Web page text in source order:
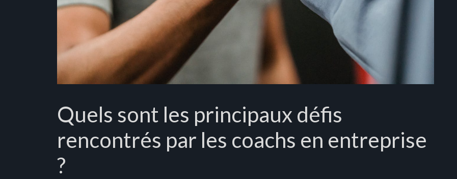
Quels sont les principaux défis
rencontrés par les coachs en entreprise
?